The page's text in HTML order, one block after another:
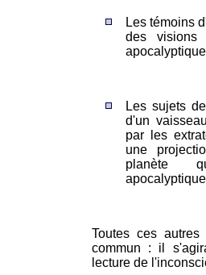
Les témoins
des visions
Les sujets de
d'un
par les
une
planète
apocalyptique
Toutes ces
commun : il
lecture de